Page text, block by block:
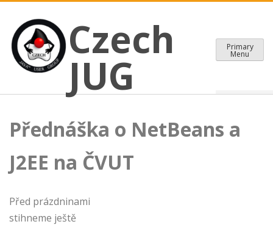
content
Czech JUG
CZECH JAVA USER GROUP
Czech
JUG
Primary
Menu
Přednáška o NetBeans a
J2EE na ČVUT
Před prázdninami
stihneme ještě